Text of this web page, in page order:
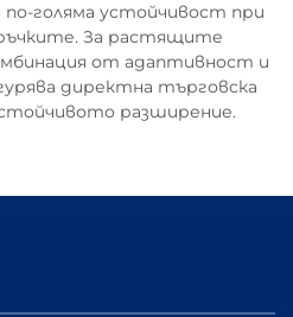
голяма устойчивост при
За растящите
от адаптивност и
директна търговска
разширение.